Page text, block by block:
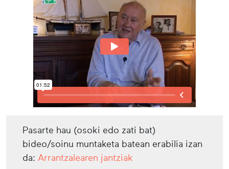
Pasarte hau (osoki edo zati bat)
bideo/soinu muntaketa batean erabilia izan
da: Arrantzalearen jantziak